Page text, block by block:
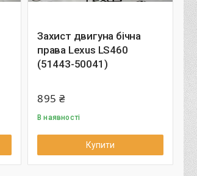
Захист двигуна бічна
права Lexus LS460
(51443-50041)
895 ₴
В наявності
Купити